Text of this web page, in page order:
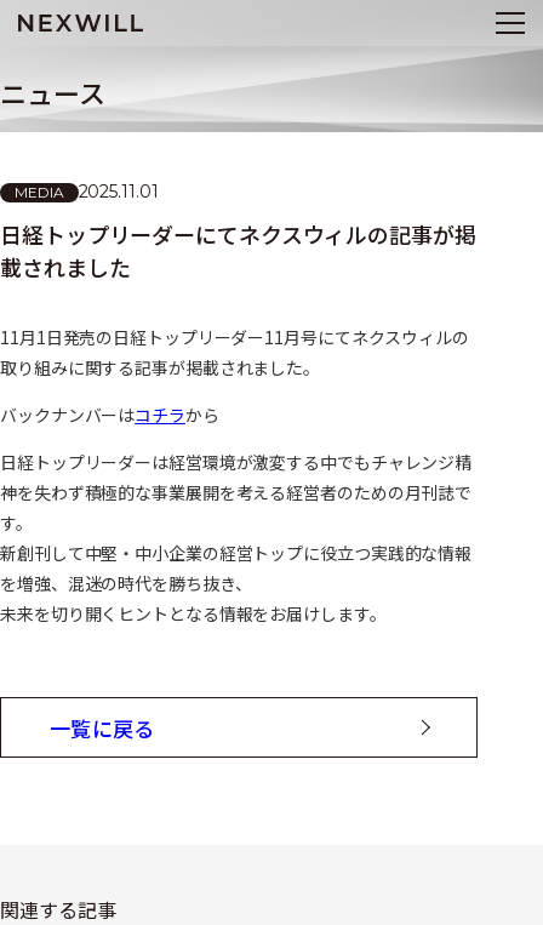
ニュース
MEDIA 2025.11.01
日経トップリーダーにてネクスウィルの記事が掲
載されました
11月1日発売の日経トップリーダー11月号にてネクスウィルの
取り組みに関する記事が掲載されました。
バックナンバーはコチラから
日経トップリーダーは経営環境が激変する中でもチャレンジ精
神を失わず積極的な事業展開を考える経営者のための月刊誌で
す。
新創刊して中堅・中小企業の経営トップに役立つ実践的な情報
を増強、混迷の時代を勝ち抜き、
未来を切り開くヒントとなる情報をお届けします。
一覧に戻る
関連する記事